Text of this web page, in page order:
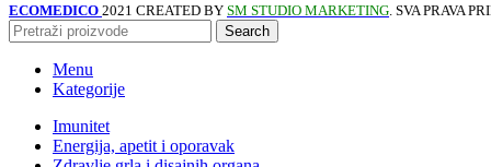
ECOMEDICO 2021 CREATED BY SM STUDIO MARKETING . SVA PRAVA
Search
Menu
Kategorije
Imunitet
Energija, apetit i oporavak